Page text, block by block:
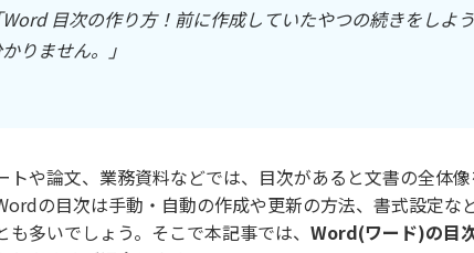
Word 目次の作り方！前に作成していたやつの続きをし
りません。」
トや論文、業務資料などでは、目次があると文書の全体
の目次は手動・自動の作成や更新の方法、書式設定
も多いでしょう。そこで本記事では、 Word(ワード)の目